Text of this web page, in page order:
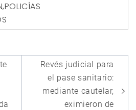
,POLICÍAS
Revés judicial para
el pase sanitario:
mediante cautelar,
eximieron de